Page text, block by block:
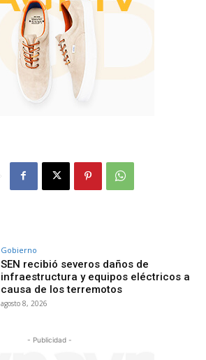
Gobierno
SEN recibió severos daños de
infraestructura y equipos eléctricos a
causa de los terremotos
agosto 8, 2026
- Publicidad -